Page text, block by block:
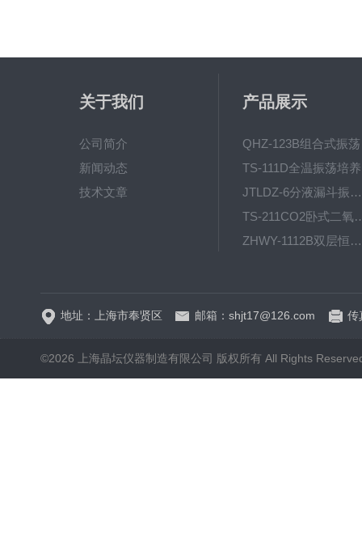
关于我们
公司简介
新闻动态
技术文章
产品展示
JTLDZ-6分液漏斗振荡器
TS-211CO2卧式
ZHWY-1112B双层恒温培养摇床
地址：上海市奉贤区 邮箱：shjt17@126.com 传
©2026 上海晶坛仪器制造有限公司 版权所有 All Rights